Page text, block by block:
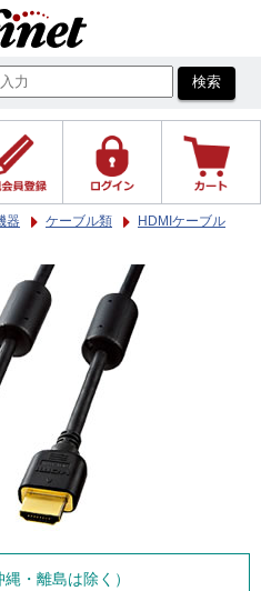
器 ケーブル類
HDMIケーブル
縄・離島は除く）